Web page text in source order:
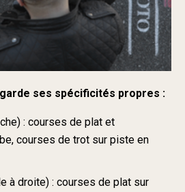
ses spécificités propres :
: courses de plat et
courses de trot sur piste en
à droite) : courses de plat sur